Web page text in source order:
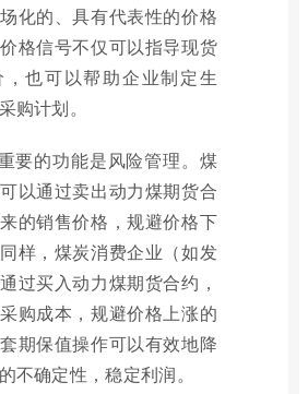
化的、具有代表性的价格
格信号不仅可以指导现货
也可以帮助企业制定生
购计划。
要的功能是风险管理。煤
以通过卖出动力煤期货合
的销售价格，规避价格下
样，煤炭消费企业（如发
过买入动力煤期货合约，
购成本，规避价格上涨的
期保值操作可以有效地降
不确定性，稳定利润。